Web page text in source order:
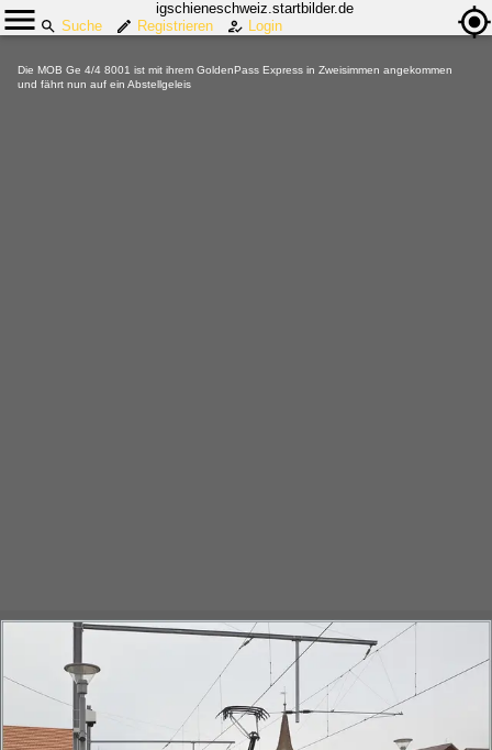
igschieneschweiz.startbilder.de
Suche
Registrieren Login
Die MOB Ge 4/4 8001 ist mit ihrem GoldenPass Express in Zweisimmen angekommen
und fährt nun auf ein Abstellgeleis